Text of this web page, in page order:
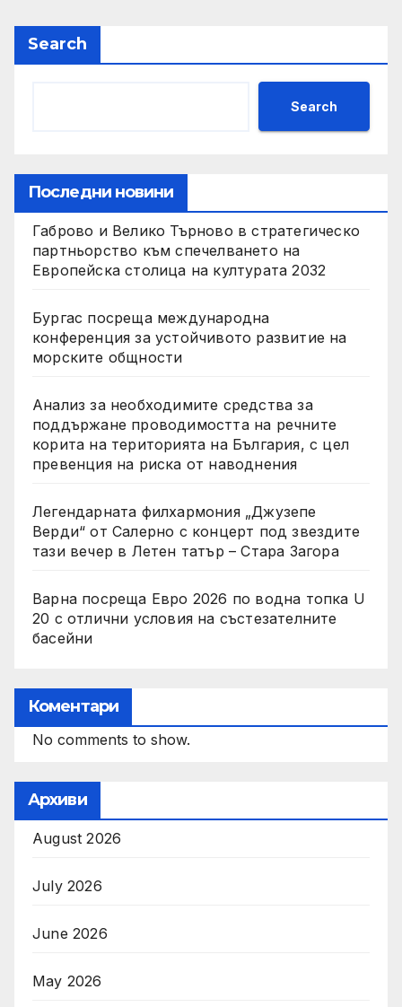
Search
Search
Последни новини
Габрово и Велико Търново в стратегическо
партньорство към спечелването на
Европейска столица на културата 2032
Бургас посреща международна
конференция за устойчивото развитие на
морските общности
Анализ за необходимите средства за
поддържане проводимостта на речните
корита на територията на България, с цел
превенция на риска от наводнения
Легендарната филхармония „Джузепе
Верди“ от Салерно с концерт под звездите
тази вечер в Летен татър – Стара Загора
Варна посреща Евро 2026 по водна топка U
20 с отлични условия на състезателните
басейни
Коментари
No comments to show.
Архиви
August 2026
July 2026
June 2026
May 2026